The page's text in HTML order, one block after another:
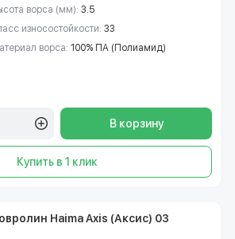
ворса (мм): 3.5
износостойкости: 33
ворса: 100% ПА (Полиамид)
В корзину
Купить в 1 клик
Haima Axis (Аксис) 03